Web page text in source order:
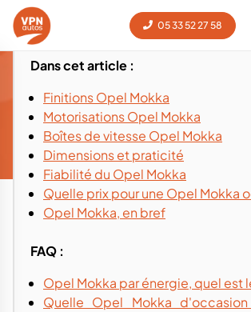
05 33 52 27 58
Guide d'achat et conseils -
occasion
Voiture occasion ‹Opel‹Mokka‹ Guide
Dans cet article :
Finitions Opel Mokka
Motorisations Opel Mokka
Boîtes de vitesse Opel Mokka
Dimensions et praticité
Fiabilité du Opel Mokka
Quelle prix pour une Opel Mokka
Opel Mokka, en bref
FAQ :
Opel Mokka par énergie, quel est
Quelle Opel Mokka